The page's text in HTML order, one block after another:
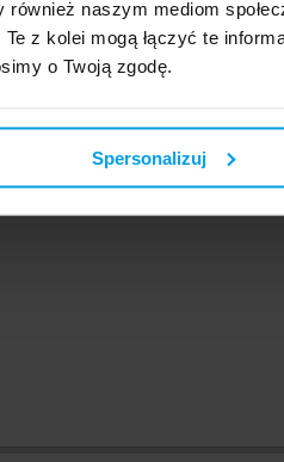
również naszym mediom
z kolei mogą łączyć te
o Twoją zgodę.
Spersonalizuj